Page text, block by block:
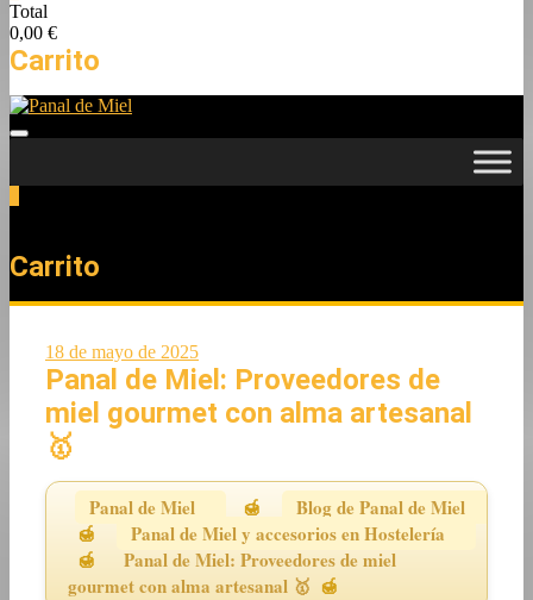
Total
0,00 €
Carrito
Carrito
18 de mayo de 2025
Panal de Miel: Proveedores de
miel gourmet con alma artesanal
🥇
Panal de Miel
Blog de Panal de Miel
Panal de Miel y accesorios en Hostelería
Panal de Miel: Proveedores de miel
gourmet con alma artesanal 🥇